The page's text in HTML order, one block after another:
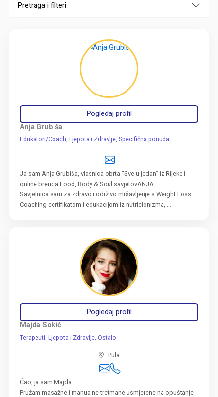
Pretraga i filteri
Pogledaj profil
Anja Grubiša
Edukatori/Coach Ljepota i Zdravlje Specifična ponuda
Ja sam Anja Grubiša, vlasnica obrta “Sve u jedan” iz Rijeke i
online brenda Food, Body & Soul savjetovANJA.
Savjetnica sam za zdravo i održivo mršavljenje s Weight Loss
Coaching certifikatom i edukacijom iz nutricionizma, ...
Pogledaj profil
Majda Sokić
Terapeuti Ljepota i Zdravlje Ostalo
Pula
Ćao, ja sam Majda.
Pružam masažne i manualne tretmane usmjerene na opuštanje